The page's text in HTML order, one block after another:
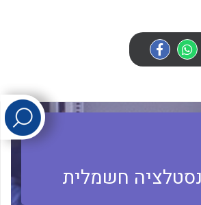
לכל מוצרי היצרן
חשמלית